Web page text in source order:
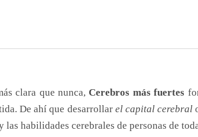
clara que nunca,Cerebros más fuertes
De ahí que desarrollar el capital cerebral
las habilidades cerebrales de personas de